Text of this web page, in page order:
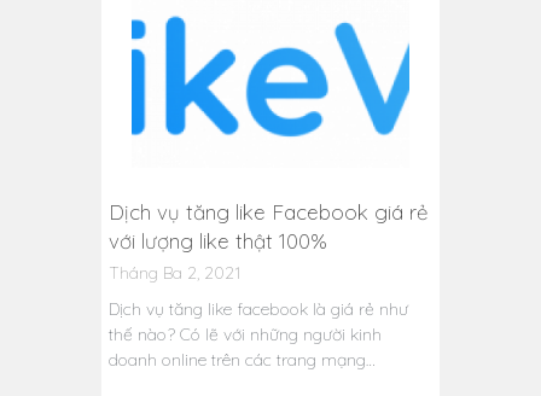
Dịch vụ tăng like Facebook giá rẻ
với lượng like thật 100%
Tháng Ba 2, 2021
Dịch vụ tăng like facebook là giá rẻ như
thế nào? Có lẽ với những người kinh
doanh online trên các trang mạng…